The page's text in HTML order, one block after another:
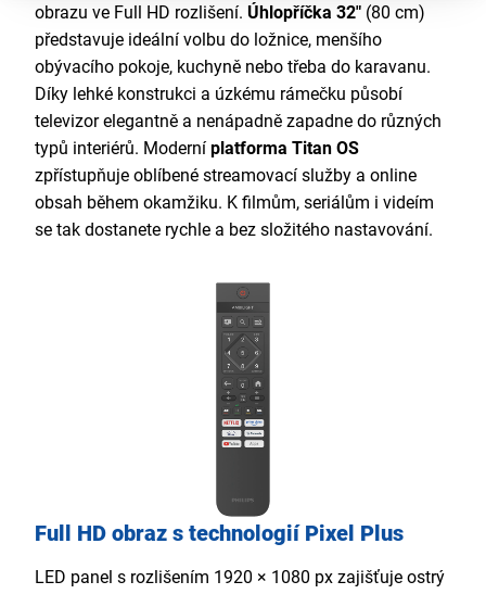
obrazu ve Full HD rozlišení. Úhlopříčka 32" (80 cm)
představuje ideální volbu do ložnice, menšího
obývacího pokoje, kuchyně nebo třeba do karavanu.
Díky lehké konstrukci a úzkému rámečku působí
televizor elegantně a nenápadně zapadne do různých
typů interiérů. Moderní platforma Titan OS
zpřístupňuje oblíbené streamovací služby a online
obsah během okamžiku. K filmům, seriálům i videím
se tak dostanete rychle a bez složitého nastavování.
Full HD obraz s technologií Pixel Plus
LED panel s rozlišením 1920 × 1080 px zajišťuje ostrý